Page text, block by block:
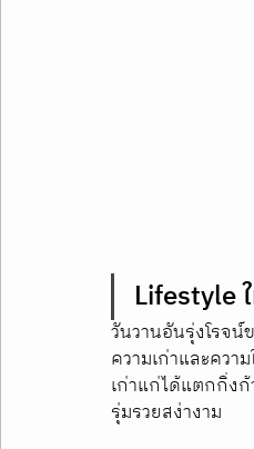
Lifestyle
วันวานอันรุ่งโรจ
ความเก่าและควา
เก่าแก่ได้แตกกิ่ง
รุ่มรวยสง่างาม